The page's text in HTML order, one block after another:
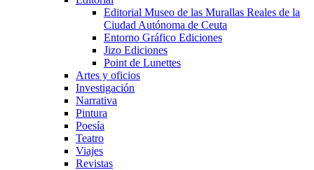
Editorial Museo de las Murallas Reales de la
Ciudad Autónoma de Ceuta
Entorno Gráfico Ediciones
Jizo Ediciones
Point de Lunettes
Artes y oficios
Investigación
Narrativa
Pintura
Poesía
Teatro
Viajes
Revistas